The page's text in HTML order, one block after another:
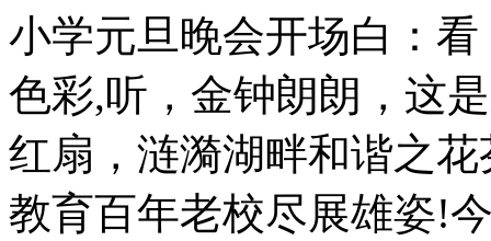
小学元旦晚会开场白：
色彩,听，金钟朗朗，这
红扇，涟漪湖畔和谐之
教育百年老校尽展雄姿!